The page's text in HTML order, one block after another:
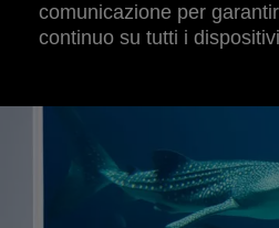
comunicazione per
continuo su tutti i